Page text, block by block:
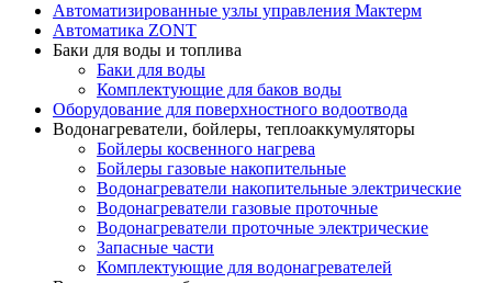
Автоматизированные узлы управления Мактерм
Автоматика ZONT
Баки для воды и топлива
Баки для воды
Комплектующие для баков воды
Оборудование для поверхностного водоотвода
Водонагреватели, бойлеры, теплоаккумуляторы
Бойлеры косвенного нагрева
Бойлеры газовые накопительные
Водонагреватели накопительные электрические
Водонагреватели газовые проточные
Водонагреватели проточные электрические
Запасные части
Комплектующие для водонагревателей